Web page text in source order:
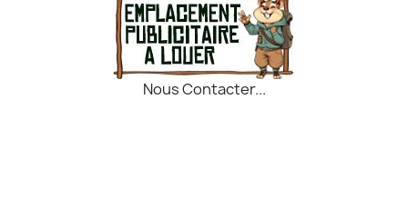
Nous Contacter...